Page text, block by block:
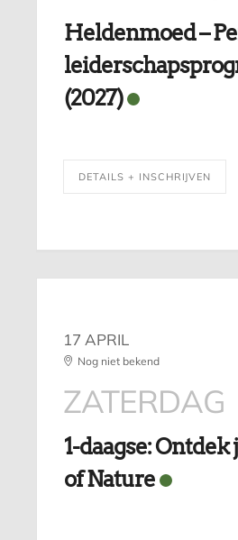
Heldenmoed –
(2027)
DETAILS + INSCHRIJVEN
17 APRIL
Nog niet bekend
ZATERDAG
1-daagse:
of Nature